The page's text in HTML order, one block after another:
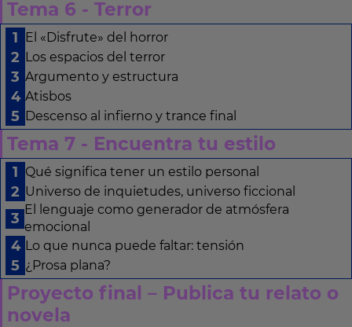
Tema 6 - Terror
El «Disfrute» del horror
Los espacios del terror
Argumento y estructura
Atisbos
Descenso al infierno y trance final
Tema 7 - Encuentra tu estilo
Qué significa tener un estilo personal
Universo de inquietudes, universo ficcional
El lenguaje como generador de atmósfera
emocional
Lo que nunca puede faltar: tensión
¿Prosa plana?
Proyecto final – Publica tu relato o
novela